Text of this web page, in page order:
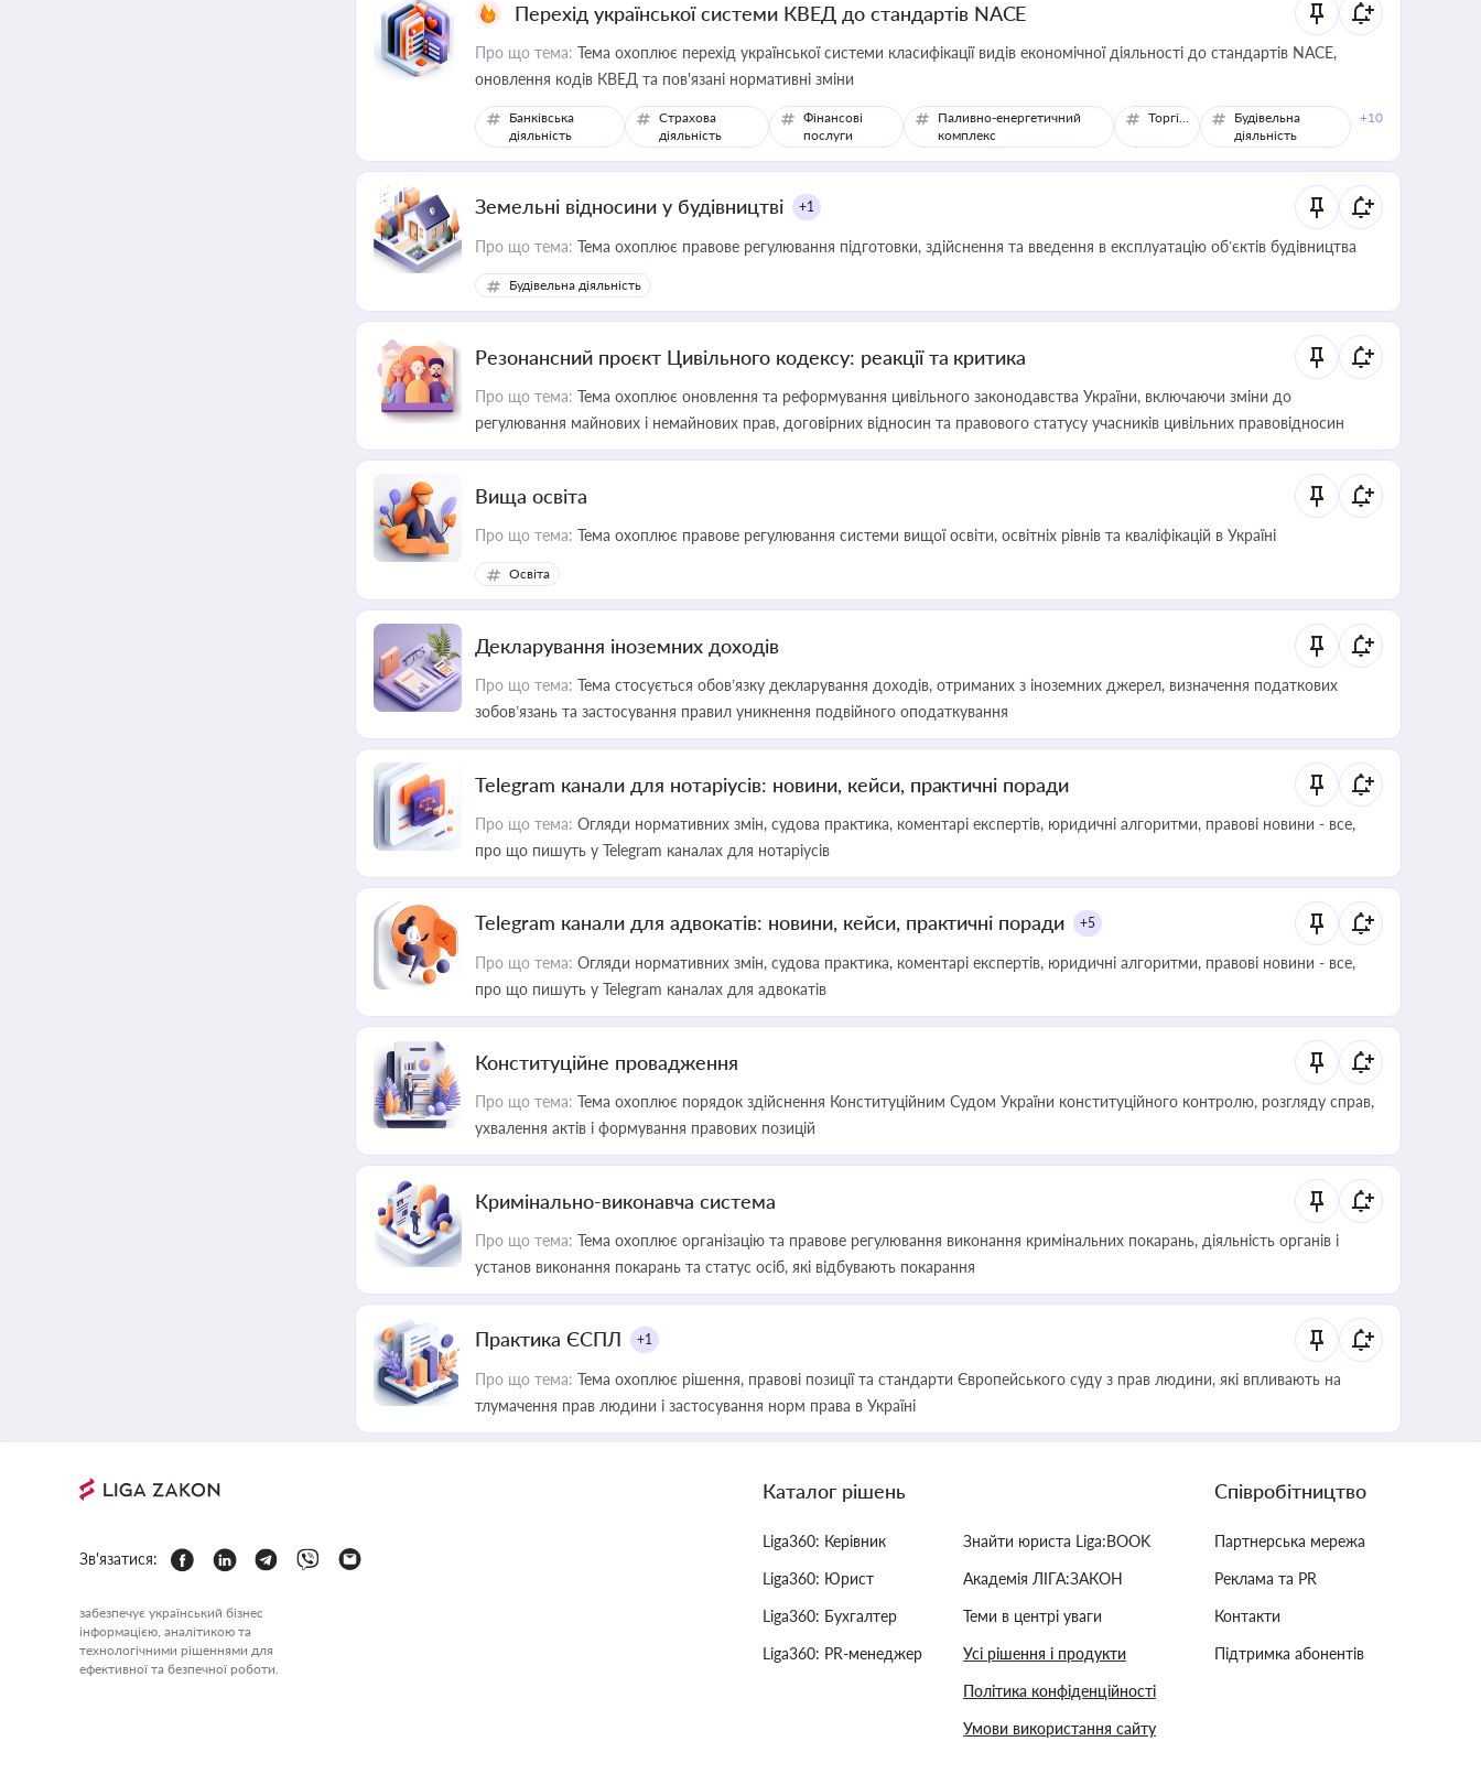
Перехід української системи КВЕД до стандартів NACE
Про що тема: Тема охоплює перехід української системи класифікації видів економічної діяльності до стандартів NACE,
оновлення кодів КВЕД та пов'язані нормативні зміни
Банківська
діяльність
Страхова
діяльність
Фінансові
послуги
Паливно-енергетичний
комплекс
Торгівля
Будівельна
діяльність
+10
Земельні відносини у будівництві +1
Про що тема: Тема охоплює правове регулювання підготовки, здійснення та введення в експлуатацію об’єктів будівництва
Будівельна діяльність
Резонансний проєкт Цивільного кодексу: реакції та критика
Про що тема: Тема охоплює оновлення та реформування цивільного законодавства України, включаючи зміни до
регулювання майнових і немайнових прав, договірних відносин та правового статусу учасників цивільних правовідносин
Вища освіта
Про що тема: Тема охоплює правове регулювання системи вищої освіти, освітніх рівнів та кваліфікацій в Україні
Освіта
Декларування іноземних доходів
Про що тема: Тема стосується обов’язку декларування доходів, отриманих з іноземних джерел, визначення податкових
зобов’язань та застосування правил уникнення подвійного оподаткування
Telegram канали для нотаріусів: новини, кейси, практичні поради
Про що тема: Огляди нормативних змін, судова практика, коментарі експертів, юридичні алгоритми, правові новини - все,
про що пишуть у Telegram каналах для нотаріусів
Telegram канали для адвокатів: новини, кейси, практичні поради +5
Про що тема: Огляди нормативних змін, судова практика, коментарі експертів, юридичні алгоритми, правові новини - все,
про що пишуть у Telegram каналах для адвокатів
Конституційне провадження
Про що тема: Тема охоплює порядок здійснення Конституційним Судом України конституційного контролю, розгляду справ,
ухвалення актів і формування правових позицій
Кримінально-виконавча система
Про що тема: Тема охоплює організацію та правове регулювання виконання кримінальних покарань, діяльність органів і
установ виконання покарань та статус осіб, які відбувають покарання
Практика ЄСПЛ +1
Про що тема: Тема охоплює рішення, правові позиції та стандарти Європейського суду з прав людини, які впливають на
тлумачення прав людини і застосування норм права в Україні
Зв'язатися:
забезпечує український бізнес
інформацією, аналітикою та
технологічними рішеннями для
ефективної та безпечної роботи.
Каталог рішень
Liga360: Керівник
Liga360: Юрист
Liga360: Бухгалтер
Liga360: PR-менеджер
Знайти юриста Liga:BOOK
Академія ЛІГА:ЗАКОН
Теми в центрі уваги
Усі рішення і продукти
Політика конфіденційності
Умови використання сайту
Співробітництво
Партнерська мережа
Реклама та PR
Контакти
Підтримка абонентів